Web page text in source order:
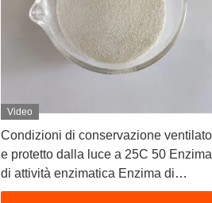
Video
Condizioni di conservazione ventilato
e protetto dalla luce a 25C 50 Enzima
di attività enzimatica Enzima di
bevande con pH di 2,0-6.0